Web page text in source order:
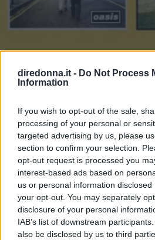
diredonna.it - Do Not Process
Information
If you wish to opt-out of the sale,
processing of your personal or
targeted advertising by us, please
section to confirm your selection.
opt-out request is processed you
interest-based ads based on
us or personal information
your opt-out. You may separately
disclosure of your personal
IAB’s list of downstream
also be disclosed by us to third
GOSSIP
Le 10 più belle
Oasis, che ora
a sentire live
Mentre The Oasis si esibiscono in
sui palchi con la loro musica,
belle frasi delle loro canzoni: quali